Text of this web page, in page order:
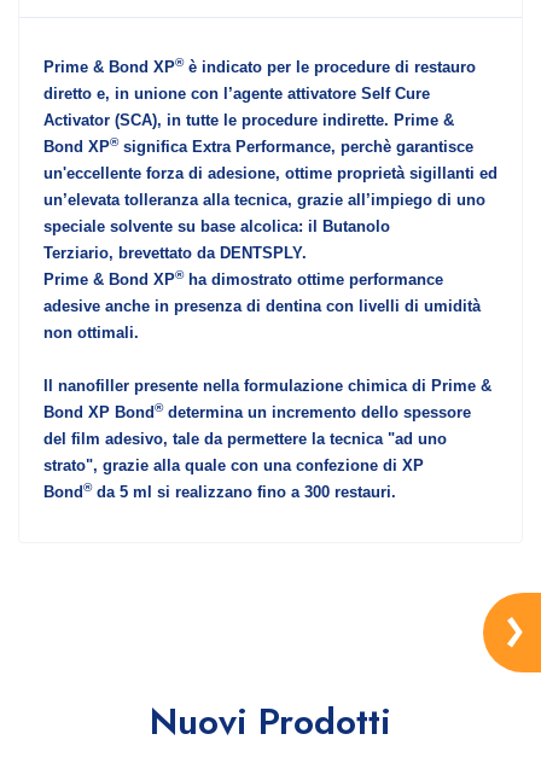
Prime & Bond XP®è indicato per le procedure di restauro
diretto e, in unione con l’agente attivatore Self Cure
Activator (SCA), in tutte le procedure indirette. Prime &
Bond XP®significa Extra Performance, perchè garantisce
un'eccellente forza di adesione, ottime proprietà sigillanti ed
un’elevata tolleranza alla tecnica, grazie all’impiego di uno
speciale solvente su base alcolica: il Butanolo
Terziario, brevettato da DENTSPLY.
Prime & Bond XP®ha dimostrato ottime performance
adesive anche in presenza di dentina con livelli di umidità
non ottimali.
Il nanofiller presente nella formulazione chimica di Prime &
Bond XP Bond®determina un incremento dello spessore
del film adesivo, tale da permettere la tecnica "ad uno
strato", grazie alla quale con una confezione di XP
Bond®da 5 ml si realizzano fino a 300 restauri.
Nuovi Prodotti